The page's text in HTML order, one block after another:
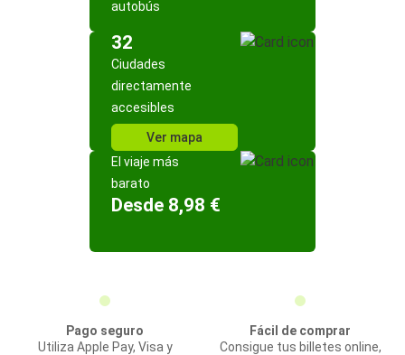
autobús
32
Ciudades
directamente
accesibles
Ver mapa
El viaje más
barato
Desde 8,98 €
Pago seguro
Utiliza Apple Pay, Visa y
Fácil de comprar
Consigue tus billetes online,